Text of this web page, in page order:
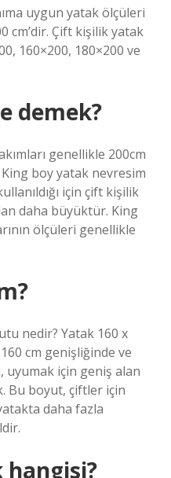
uygun yatak ölçüleri
cm’dir. Çift kişilik yatak
160×200, 180×200 ve
demek?
genellikle 200cm
King boy yatak nevresim
için çift kişilik
daha büyüktür. King
ölçüleri genellikle
nedir? Yatak 160 x
cm genişliğinde ve
uyumak için geniş alan
Bu boyut, çiftler için
daha fazla